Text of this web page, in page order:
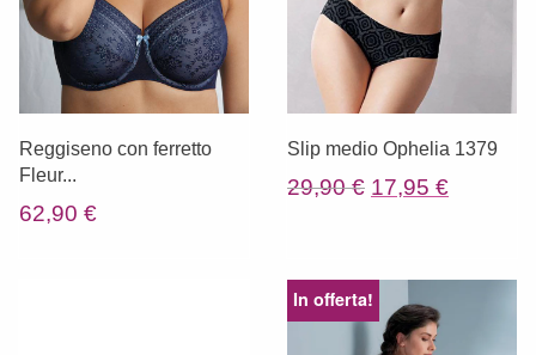
Reggiseno con ferretto
Fleur...
62,90 €
Slip medio Ophelia 1379
29,90€ Il
era:
29,90 €.
17,95 €Il
è:
In offerta!